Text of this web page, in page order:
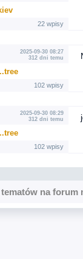
22 wpisy
2025-09-30 08:27
312 dni temu
102 wpisy
2025-09-30 08:29
312 dni temu
102 wpisy
na